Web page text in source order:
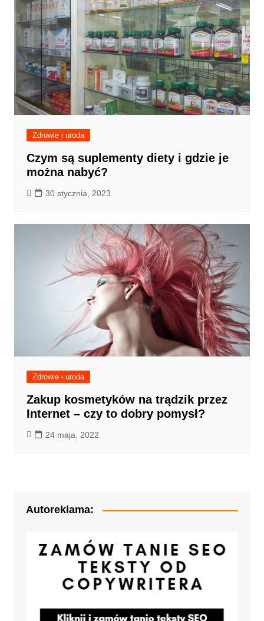
Zdrowie i uroda
Czym są suplementy diety i gdzie je
można nabyć?
30 stycznia, 2023
Zdrowie i uroda
Zakup kosmetyków na trądzik przez
Internet – czy to dobry pomysł?
24 maja, 2022
Autoreklama: